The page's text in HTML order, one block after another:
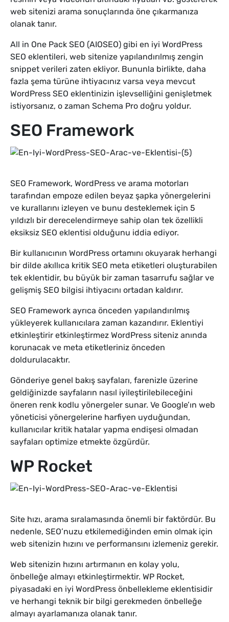
web sitenizi arama sonuçlarında öne çıkarmanıza
olanak tanır.
All in One Pack SEO (AIOSEO) gibi en iyi WordPress
SEO eklentileri, web sitenize yapılandırılmış zengin
snippet verileri zaten ekliyor. Bununla birlikte, daha
fazla şema türüne ihtiyacınız varsa veya mevcut
WordPress SEO eklentinizin işlevselliğini genişletmek
istiyorsanız, o zaman Schema Pro doğru yoldur.
SEO Framework
SEO Framework, WordPress ve arama motorları
tarafından empoze edilen beyaz şapka yönergelerini
ve kurallarını izleyen ve bunu desteklemek için 5
yıldızlı bir derecelendirmeye sahip olan tek özellikli
eksiksiz SEO eklentisi olduğunu iddia ediyor.
Bir kullanıcının WordPress ortamını okuyarak herhangi
bir dilde akıllıca kritik SEO meta etiketleri oluşturabilen
tek eklentidir, bu büyük bir zaman tasarrufu sağlar ve
gelişmiş SEO bilgisi ihtiyacını ortadan kaldırır.
SEO Framework ayrıca önceden yapılandırılmış
yükleyerek kullanıcılara zaman kazandırır. Eklentiyi
etkinleştirir etkinleştirmez WordPress siteniz anında
korunacak ve meta etiketleriniz önceden
doldurulacaktır.
Gönderiye genel bakış sayfaları, farenizle üzerine
geldiğinizde sayfaların nasıl iyileştirilebileceğini
öneren renk kodlu yönergeler sunar. Ve Google’ın web
yöneticisi yönergelerine harfiyen uyduğundan,
kullanıcılar kritik hatalar yapma endişesi olmadan
sayfaları optimize etmekte özgürdür.
WP Rocket
Site hızı, arama sıralamasında önemli bir faktördür. Bu
nedenle, SEO’nuzu etkilemediğinden emin olmak için
web sitenizin hızını ve performansını izlemeniz gerekir.
Web sitenizin hızını artırmanın en kolay yolu,
önbelleğe almayı etkinleştirmektir. WP Rocket,
piyasadaki en iyi WordPress önbellekleme eklentisidir
ve herhangi teknik bir bilgi gerekmeden önbelleğe
almayı ayarlamanıza olanak tanır.